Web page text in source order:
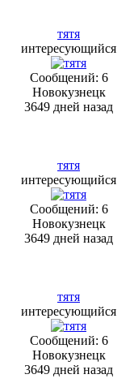
тятя
интересующийся
Сообщений: 6
Новокузнецк
3649 дней назад
тятя
интересующийся
Сообщений: 6
Новокузнецк
3649 дней назад
тятя
интересующийся
Сообщений: 6
Новокузнецк
3649 дней назад